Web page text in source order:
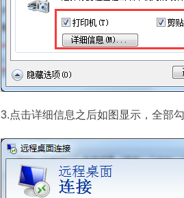
3.点击详细信息之后如图显示，全部